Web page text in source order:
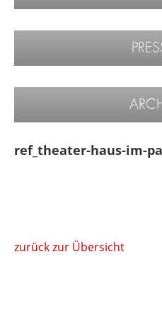
ref_theater-haus-im-
zurück zur Übersicht